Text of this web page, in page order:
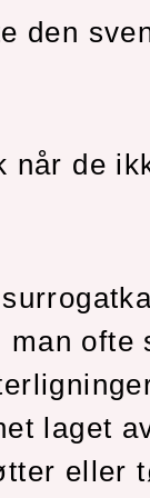
den
når de
man ofte
laget
eller